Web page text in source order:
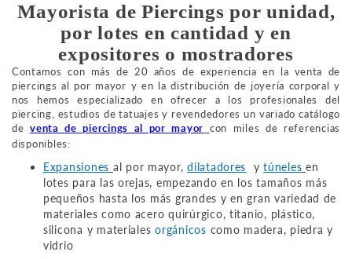
Mayorista de Piercings por unidad,
por lotes en cantidad y en
expositores o mostradores
Contamos con más de 20 años de experiencia en la venta de
piercings al por mayor y en la distribución de joyería corporal y
nos hemos especializado en ofrecer a los profesionales del
piercing, estudios de tatuajes y revendedores un variado catálogo
deventa de piercings al por mayor con miles de referencias
disponibles:
Expansiones al por mayor,dilatadores ytúneles en
lotes para las orejas, empezando en los tamaños más
pequeños hasta los más grandes y en gran variedad de
materiales como acero quirúrgico, titanio, plástico,
silicona y materialesorgánicos como madera, piedra y
vidrio